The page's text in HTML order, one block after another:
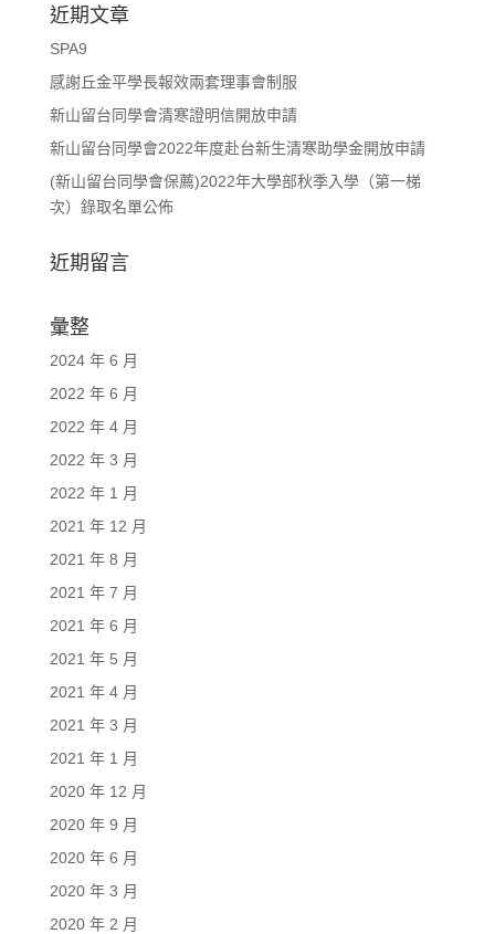
近期文章
SPA9
感謝丘金平學長報效兩套理事會制服
新山留台同學會清寒證明信開放申請
新山留台同學會2022年度赴台新生清寒助學金開放申請
(新山留台同學會保薦)2022年大學部秋季入學（第一梯
次）錄取名單公佈
近期留言
彙整
2024 年 6 月
2022 年 6 月
2022 年 4 月
2022 年 3 月
2022 年 1 月
2021 年 12 月
2021 年 8 月
2021 年 7 月
2021 年 6 月
2021 年 5 月
2021 年 4 月
2021 年 3 月
2021 年 1 月
2020 年 12 月
2020 年 9 月
2020 年 6 月
2020 年 3 月
2020 年 2 月